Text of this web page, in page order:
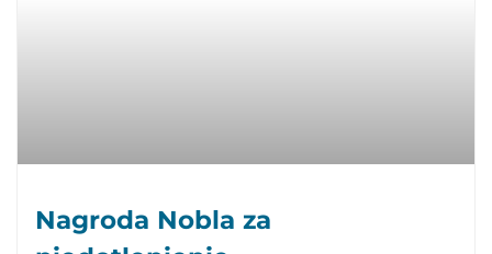
Nagroda Nobla za